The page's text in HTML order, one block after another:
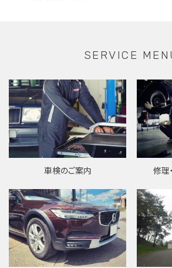
SERVICE
車検のご案内 修理